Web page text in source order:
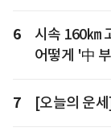
6
시속 160㎞
어떻게 '中
7 [오늘의 운